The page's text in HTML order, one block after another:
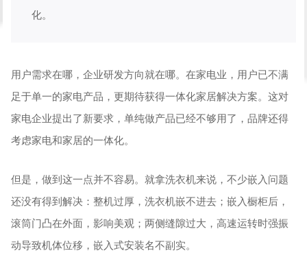
化。
用户需求在哪，企业研发方向就在哪。在家电业，用户已不满
足于单一的家电产品，更期待获得一体化家居解决方案。这对
家电企业提出了新要求，单纯做产品已经不够用了，品牌还得
考虑家电和家居的一体化。
但是，做到这一点并不容易。就拿洗衣机来说，不少嵌入问题
还没有得到解决：整机过厚，洗衣机嵌不进去；嵌入橱柜后，
滚筒门凸在外面，影响美观；两侧缝隙过大，高速运转时强振
动导致机体位移，嵌入式安装名不副实。